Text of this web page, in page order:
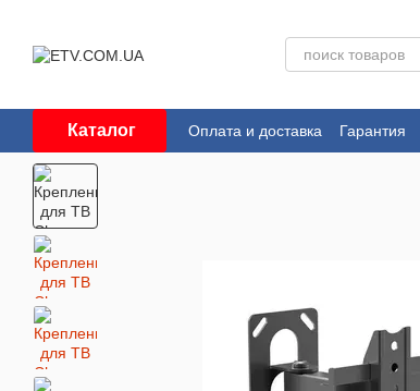
Каталог Оплата и доставка Гарантия
Пользовательское